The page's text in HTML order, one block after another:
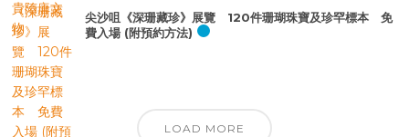
尖沙咀《深珊藏珍》展覽 120件珊瑚珠寶及珍罕標本 免
費入場 (附預約方法)
LOAD MORE